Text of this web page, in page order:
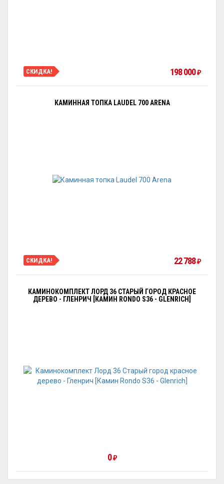
СКИДКА! 198 000₽
КАМИННАЯ ТОПКА LAUDEL 700 ARENA
СКИДКА! 22 788₽
КАМИНОКОМПЛЕКТ ЛОРД 36 СТАРЫЙ ГОРОД КРАСНОЕ
ДЕРЕВО - ГЛЕНРИЧ [КАМИН RONDO S36 - GLENRICH]
0₽